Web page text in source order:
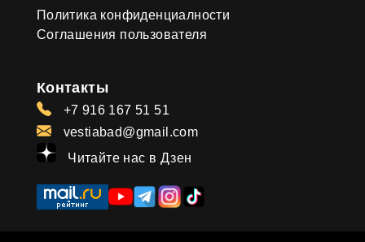
Политика конфиденциалности
Соглашения пользователя
Контакты
+7 916 167 51 51
vestiabad@gmail.com
Читайте нас в Дзен